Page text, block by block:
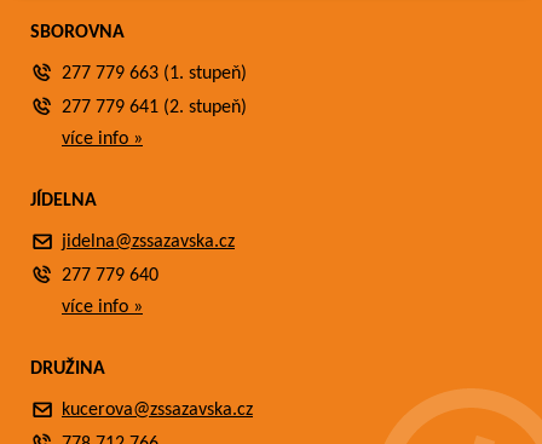
SBOROVNA
277 779 663 (1. stupeň)
277 779 641 (2. stupeň)
více info »
JÍDELNA
jidelna@zssazavska.cz
277 779 640
více info »
DRUŽINA
kucerova@zssazavska.cz